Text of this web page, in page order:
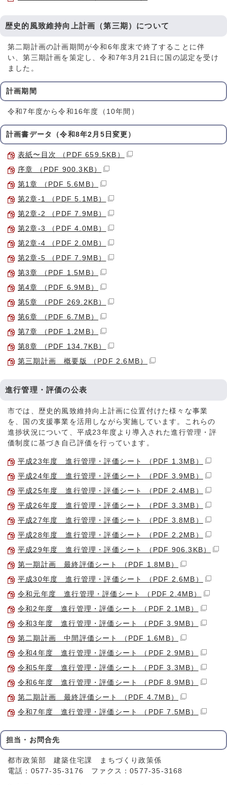
歴史的風致維持向上計画（第三期）について
第二期計画の計画期間が令和6年度末で終了することに伴
い、第三期計画を策定し、令和7年3月21日に国の認定を受け
ました。
計画期間
令和7年度から令和16年度（10年間）
計画書データ（令和8年2月5日変更）
表紙〜目次 （PDF 659.5KB）
序章 （PDF 900.3KB）
第1章 （PDF 5.6MB）
第2章-1 （PDF 5.1MB）
第2章-2 （PDF 7.9MB）
第2章-3 （PDF 4.0MB）
第2章-4 （PDF 2.0MB）
第2章-5 （PDF 7.9MB）
第3章 （PDF 1.5MB）
第4章 （PDF 6.9MB）
第5章 （PDF 269.2KB）
第6章 （PDF 6.7MB）
第7章 （PDF 1.2MB）
第8章 （PDF 134.7KB）
第三期計画 概要版 （PDF 2.6MB）
進行管理・評価の公表
市では、歴史的風致維持向上計画に位置付けた様々な事業
を、国の支援事業を活用しながら実施しています。これらの
進捗状況について、平成23年度より導入された進行管理・評
価制度に基づき自己評価を行っています。
平成23年度 進行管理・評価シート （PDF 1.3MB）
平成24年度 進行管理・評価シート （PDF 3.9MB）
平成25年度 進行管理・評価シート （PDF 2.4MB）
平成26年度 進行管理・評価シート （PDF 3.3MB）
平成27年度 進行管理・評価シート （PDF 3.8MB）
平成28年度 進行管理・評価シート （PDF 2.2MB）
平成29年度 進行管理・評価シート （PDF 906.3KB）
第一期計画 最終評価シート （PDF 1.8MB）
平成30年度 進行管理・評価シート （PDF 2.6MB）
令和元年度 進行管理・評価シート （PDF 2.4MB）
令和2年度 進行管理・評価シート （PDF 2.1MB）
令和3年度 進行管理・評価シート （PDF 3.9MB）
第二期計画 中間評価シート （PDF 1.6MB）
令和4年度 進行管理・評価シート （PDF 2.9MB）
令和5年度 進行管理・評価シート （PDF 3.3MB）
令和6年度 進行管理・評価シート （PDF 8.9MB）
第二期計画 最終評価シート （PDF 4.7MB）
令和7年度 進行管理・評価シート （PDF 7.5MB）
担当・お問合先
都市政策部 建築住宅課 まちづくり政策係
電話：0577-35-3176 ファクス：0577-35-3168